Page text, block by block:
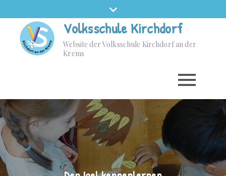
Volksschule Kirchdorf
Website der Volksschule Kirchdorf an der
Krems